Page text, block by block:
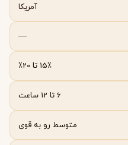
آمریکا
—
15٪ تا 20٪
6 تا 12 ساعت
متوسط رو به قوی